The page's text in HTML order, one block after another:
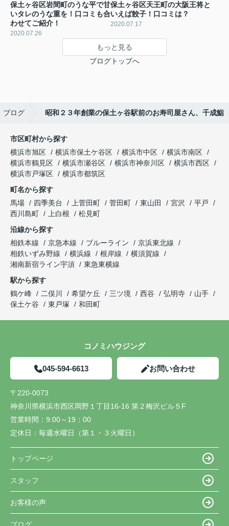
保土ヶ谷区岩間町のうな平で甘
いタレのうな重を！口コミも合
わせてご紹介！
2020.07.26
保土ヶ谷区天王町の大阪王将と
いえば餃子！口コミは？
2020.07.17
もっと見る
ブログトップへ
ブログ 昭和２３年創業の保土ヶ谷駅前のお寿司屋さん、千成鮨
市区町村から探す
横浜市旭区
横浜市保土ケ谷区 横浜市中区
横浜市南区
横浜市鶴見区
横浜市瀬谷区 横浜市神奈川区
横浜市西区
横浜市戸塚区
横浜市都筑区
町名から探す
馬場
四季美台 上菅田町 菅田町 東山田 宮沢
平戸
西川島町
上白根
松見町
沿線から探す
相鉄本線
京急本線 ブルーライン
京浜東北線
相鉄いずみ野線
横浜線 根岸線
横須賀線
湘南新宿ライン宇須
東急東横線
駅から探す
鶴ケ峰
二俣川 希望ケ丘 三ツ境 西谷 弘明寺
山手
保土ケ谷
東戸塚 和田町
コノミハウジング
045-594-6613 お問い合わせ
〒220-0073
神奈川県横浜市西区岡野１丁目16-16 第２梅沢ビル５F
営業時間： 9:00～19：00
定休日： 毎週水曜日（第１・３火曜日）
トップページ
スタッフ
お客様の声
ブログ